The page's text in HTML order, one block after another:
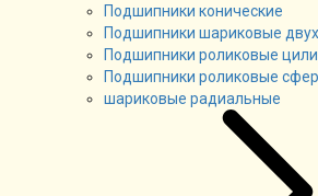
Подшипники конические
Подшипники шариковые
Подшипники роликовые
Подшипники роликовые
шариковые радиальные